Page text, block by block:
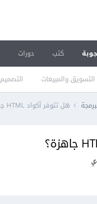
التسويق والمبيعات التصميم
كتب دورات
هل تتوفر أكواد HTML جاهزة؟